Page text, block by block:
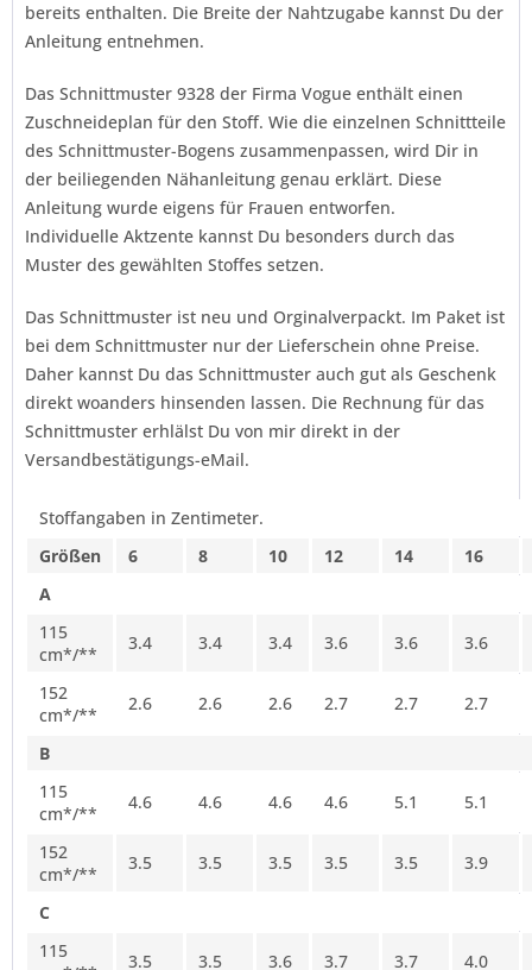
bereits enthalten. Die Breite der Nahtzugabe kannst Du der
Anleitung entnehmen.
Das Schnittmuster 9328 der Firma Vogue enthält einen
Zuschneideplan für den Stoff. Wie die einzelnen Schnittteile
des Schnittmuster-Bogens zusammenpassen, wird Dir in
der beiliegenden Nähanleitung genau erklärt. Diese
Anleitung wurde eigens für Frauen entworfen.
Individuelle Aktzente kannst Du besonders durch das
Muster des gewählten Stoffes setzen.
Das Schnittmuster ist neu und Orginalverpackt. Im Paket ist
bei dem Schnittmuster nur der Lieferschein ohne Preise.
Daher kannst Du das Schnittmuster auch gut als Geschenk
direkt woanders hinsenden lassen. Die Rechnung für das
Schnittmuster erhlälst Du von mir direkt in der
Versandbestätigungs-eMail.
Stoffangaben in Zentimeter.
Größen
6 8 10 12 14
16
A
115
cm*/**
3.4 3.4 3.4 3.6 3.6 3.6
152
cm*/**
2.6 2.6 2.6 2.7 2.7 2.7
B
115
cm*/**
4.6 4.6 4.6 4.6 5.1 5.1
152
cm*/**
3.5 3.5 3.5 3.5 3.5 3.9
C
115
3.5 3.5 3.6 3.7 3.7 4.0